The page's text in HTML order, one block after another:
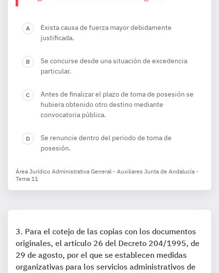
Exista causa de fuerza mayor debidamente
justificada.
Se concurse desde una situación de excedencia
particular.
Antes de finalizar el plazo de toma de posesión se
hubiera obtenido otro destino mediante
convocatoria pública.
Se renuncie dentro del periodo de toma de
posesión.
Área Jurídico Administrativa General - Auxiliares Junta de Andalucía -
Tema 11
Para el cotejo de las copias con los documentos
originales, el artículo 26 del Decreto 204/1995, de
29 de agosto, por el que se establecen medidas
organizativas para los servicios administrativos de